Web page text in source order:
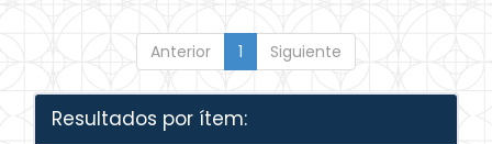
Anterior 1 Siguiente
Resultados por ítem: